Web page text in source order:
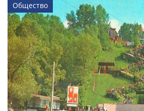
Общество